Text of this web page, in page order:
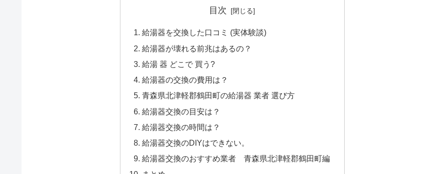
目次
給湯器を交換した口コミ (実体験談)
給湯器が壊れる前兆はあるの？
給湯 器 どこで 買う?
給湯器の交換の費用は？
青森県北津軽郡鶴田町の給湯器 業者 選び方
給湯器交換の目安は？
給湯器交換の時間は？
給湯器交換のDIYはできない。
給湯器交換のおすすめ業者 青森県北津軽郡鶴田町編